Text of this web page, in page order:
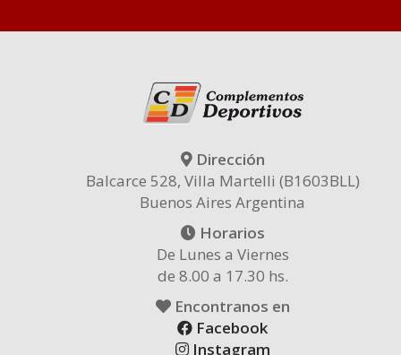
Dirección
Balcarce 528, Villa Martelli (B1603BLL)
Buenos Aires Argentina
Horarios
De Lunes a Viernes
de 8.00 a 17.30 hs.
Encontranos en
Facebook
Instagram